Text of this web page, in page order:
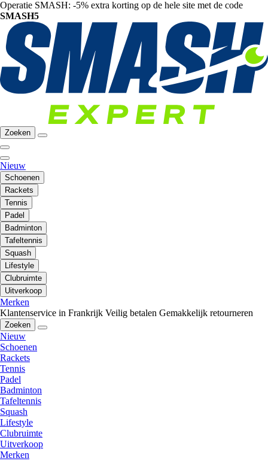
Operatie SMASH: -5% extra korting op de hele site met de code
SMASH5
Zoeken
Nieuw
Schoenen
Rackets
Tennis
Padel
Badminton
Tafeltennis
Squash
Lifestyle
Clubruimte
Uitverkoop
Merken
Klantenservice in Frankrijk Veilig betalen Gemakkelijk retourneren
Zoeken
Nieuw
Schoenen
Rackets
Tennis
Padel
Badminton
Tafeltennis
Squash
Lifestyle
Clubruimte
Uitverkoop
Merken